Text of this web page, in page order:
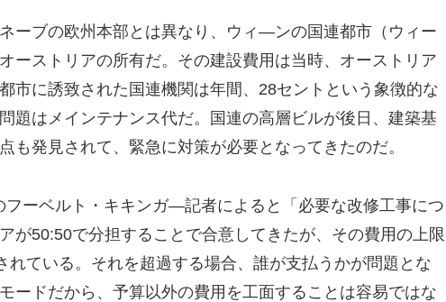
ーブの欧州本部とは異なり、ウィ―ンの国連都市（ウィー
ーストリアの所有だ。その建設費用は当時、オーストリア
市に誘致された国連機関は年間、28セントという象徴的な
題はメインテナンス代だ。国連の高層ビルが後日、建築基
も発見されて、緊急に対策が必要となってきたのだ。
フーベルト・キキンガ―記者によると「必要な改修工事につ
が50:50で分担することで合意してきたが、その費用の上限
れている。それを超過する場合、誰が支払うかが問題とな
ードだから、予算以外の費用を工面することは容易ではな